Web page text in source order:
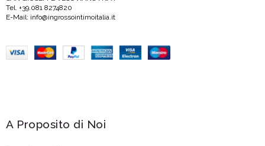
Tel. +39.081 8274820
E-Mail: info@ingrossointimoitalia.it
A Proposito di Noi